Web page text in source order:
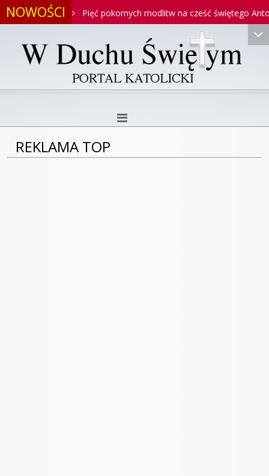
NOWOŚCIPięć pokornych modlitw na cześć świętego Antoniego
REKLAMA TOP